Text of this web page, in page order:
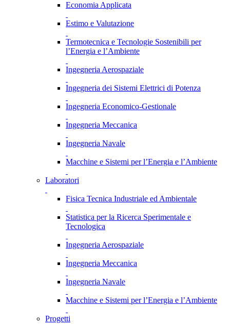
Economia Applicata
Estimo e Valutazione
Termotecnica e Tecnologie Sostenibili per
l’Energia e l’Ambiente
Ingegneria Aerospaziale
Ingegneria dei Sistemi Elettrici di Potenza
Ingegneria Economico-Gestionale
Ingegneria Meccanica
Ingegneria Navale
Macchine e Sistemi per l’Energia e l’Ambiente
Laboratori
Fisica Tecnica Industriale ed Ambientale
Statistica per la Ricerca Sperimentale e
Tecnologica
Ingegneria Aerospaziale
Ingegneria Meccanica
Ingegneria Navale
Macchine e Sistemi per l’Energia e l’Ambiente
Progetti